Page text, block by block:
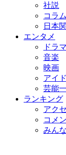
社説
コラム
日本
エンタメ
ドラマ
音楽
映画
アイ
芸能
ランキング
アク
コメ
みん